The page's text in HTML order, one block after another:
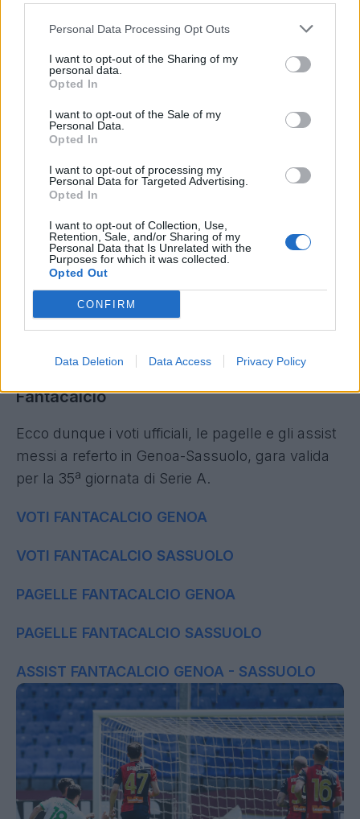
Personal Data Processing Opt Outs
I want to opt-out of the Sharing of my
personal data.
Opted In
I want to opt-out of the Sale of my
Personal Data.
Opted In
I want to opt-out of processing my
Personal Data for Targeted Advertising.
Opted In
I want to opt-out of Collection, Use,
Retention, Sale, and/or Sharing of my
Personal Data that Is Unrelated with the
Purposes for which it was collected.
Opted Out
CONFIRM
Data Deletion Data Access Privacy Policy
Al 66' arriva il raddoppio degli ospiti, Masiello
compie un autentico disastro tentando un
approfittarne è Berardi che sfrutta l'occasione
per insaccare piuttosto facilmente. Nel finale
Ballardini prova ad aumentare il peso offensivo
del suo Genoa, mossa che viene premiata dalla
conclusione da fuori area.
Il forcing finale dei padroni di casa non riesce a
produrre la rete del pareggio, il Sassuolo si porta
a casa tre punti utili per continuare la corsa
Fantacalcio
Ecco dunque i voti ufficiali, le pagelle e gli assist
messi a referto in Genoa-Sassuolo, gara valida
per la 35ª giornata di Serie A.
VOTI FANTACALCIO GENOA
VOTI FANTACALCIO SASSUOLO
PAGELLE FANTACALCIO GENOA
PAGELLE FANTACALCIO SASSUOLO
ASSIST FANTACALCIO GENOA - SASSUOLO